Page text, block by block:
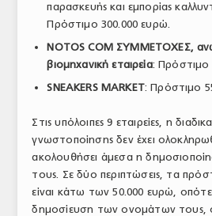
παρασκευής και εμπορίας
Πρόστιμο 300.000 ευρώ.
NOTOS COM ΣΥΜΜΕΤΟΧΕΣ,
βιομηχανική εταιρεία: Πρόστιμο
SNEAKERS MARKET: Πρόστιμο
Στις υπόλοιπες 9 εταιρείες, η
γνωστοποίησης δεν έχει
ακολουθήσει άμεσα η
τους. Σε δύο περιπτώσεις, τα
είναι κάτω των 50.000 ευρώ, οπότε
δημοσίευση των ονομάτων τους,